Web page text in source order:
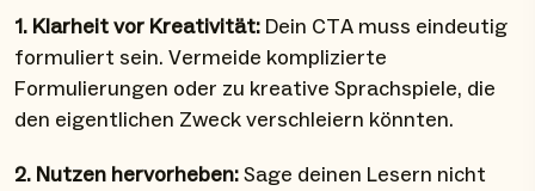
1. Klarheit vor Kreativität: Dein CTA muss eindeutig
formuliert sein. Vermeide komplizierte
Formulierungen oder zu kreative Sprachspiele, die
den eigentlichen Zweck verschleiern könnten.
2. Nutzen hervorheben:Sage deinen Lesern nicht